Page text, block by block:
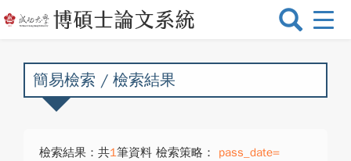
選
換
簡易檢索 / 檢索結果
檢索結果：共1筆資料 檢索策略：
pass_date=